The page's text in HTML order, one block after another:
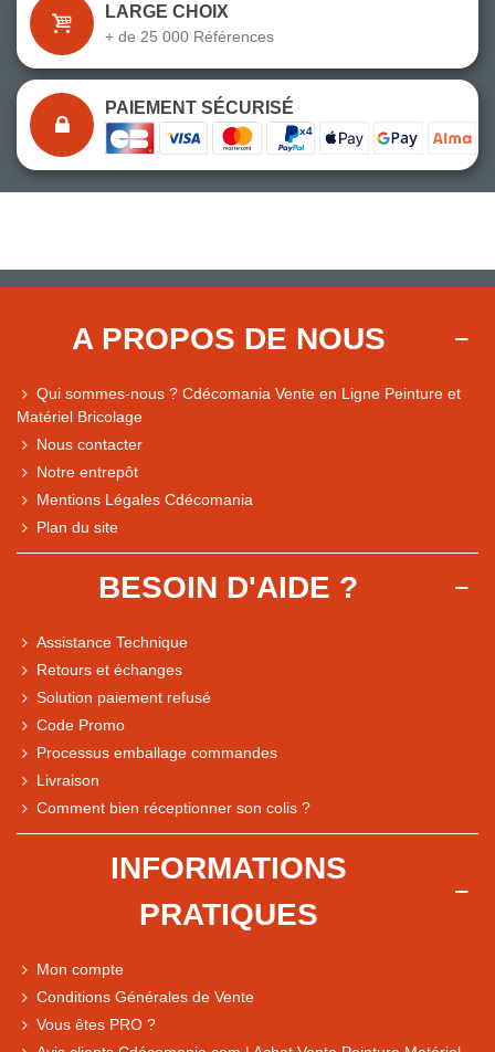
Comparaison des performances du magasin
Express, Chez vous, Point relais, Retrait magasin
LARGE CHOIX
+ de 25 000 Références
PAIEMENT SÉCURISÉ
A PROPOS DE NOUS
Qui sommes-nous ? Cdécomania Vente en Ligne Peinture et
Matériel Bricolage
Nous contacter
Notre entrepôt
Mentions Légales Cdécomania
Plan du site
BESOIN D'AIDE ?
Assistance Technique
Retours et échanges
Solution paiement refusé
Code Promo
Processus emballage commandes
Livraison
Comment bien réceptionner son colis ?
INFORMATIONS
PRATIQUES
Mon compte
Conditions Générales de Vente
Vous êtes PRO ?